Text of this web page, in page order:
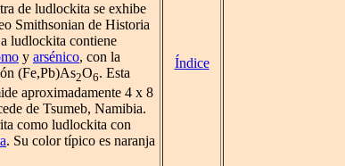
de ludlockita se exhibe
Smithsonian de Historia
ludlockita contiene
y arsénico, con la
(Fe,Pb)As2O6. Esta
aproximadamente 4 x 8
de Tsumeb, Namibia.
como ludlockita con
. Su color típico es naranja
Índice